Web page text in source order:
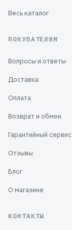
Весь каталог
ПОКУПАТЕЛЯМ
Вопросы и ответы
Доставка
Оплата
Возврат и обмен
Гарантийный сервис
Отзывы
Блог
О магазине
КОНТАКТЫ